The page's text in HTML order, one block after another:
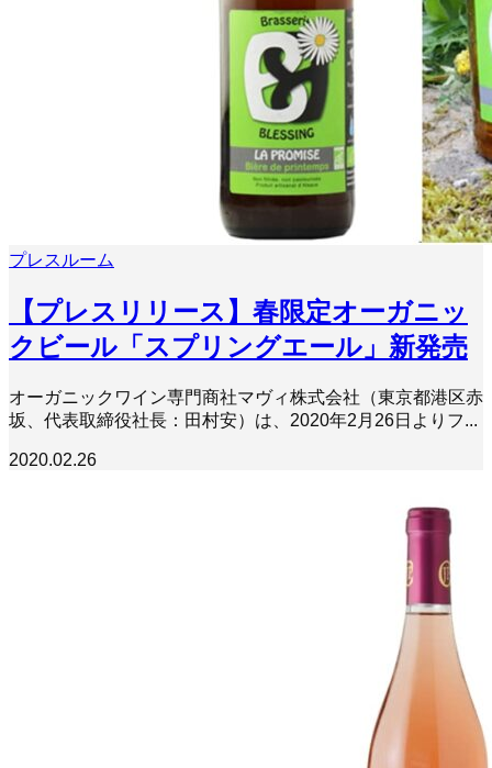
プレスルーム
【プレスリリース】春限定オーガニッ
クビール「スプリングエール」新発売
オーガニックワイン専門商社マヴィ株式会社（東京都港区赤
坂、代表取締役社長：田村安）は、2020年2月26日よりフ...
2020.02.26